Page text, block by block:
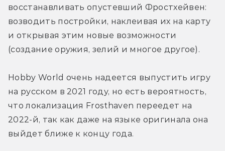
восстанавливать опустевший Фростхейвен:
возводить постройки, наклеивая их на карту
и открывая этим новые возможности
(создание оружия, зелий и многое другое).
Hobby World очень надеется выпустить игру
на русском в 2021 году, но есть вероятность,
что локализация Frosthaven переедет на
2022-й, так как даже на языке оригинала она
выйдет ближе к концу года.